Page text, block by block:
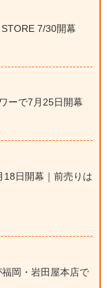
7/30開幕
ーで7月25日開幕
18日開幕｜前売りは
岡・岩田屋本店で